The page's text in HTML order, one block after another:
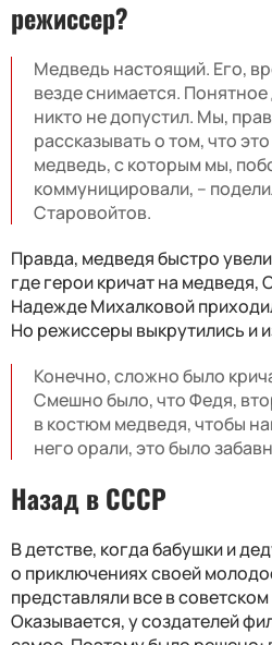
режиссер?
Медведь настоящий. Его,
везде снимается.
никто не допустил. Мы,
рассказывать о том, что
медведь, с которым мы,
коммуницировали, –
Старовойтов.
Правда, медведя быстро
где герои кричат на медведя,
Надежде Михалковой
Но режиссеры выкрутились и
Конечно, сложно было
Смешно было, что Федя,
в костюм медведя, чтобы
него орали, это было
Назад в СССР
В детстве, когда бабушки и
о приключениях своей
представляли все в
Оказывается, у создателей